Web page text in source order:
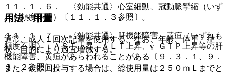
１１．１．６． 〈効能共通〉心室細動、冠動脈攣縮（いず
れも頻度不明）〔１１．１．３参照〕。
１１．１．７． 〈効能共通〉肝機能障害、黄疸（いずれも
頻度不明）：ＡＳＴ上昇、ＡＬＴ上昇、γ−ＧＴＰ上昇等の肝
機能障害、黄疸があらわれることがある〔９．３．１、９．
３．２参照〕。
用法・用量
通常、成人１回次記量を使用する。なお、年齢、体重、症
状、目的により適宜増減する。
また、複数回投与する場合は、総使用量は２５０ｍＬまでと